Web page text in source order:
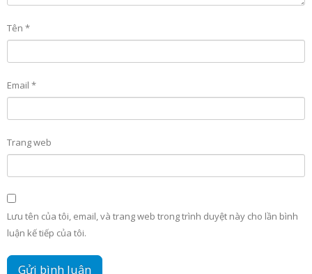
Tên *
Email *
Trang web
Lưu tên của tôi, email, và trang web trong trình duyệt này cho lần bình
luận kế tiếp của tôi.